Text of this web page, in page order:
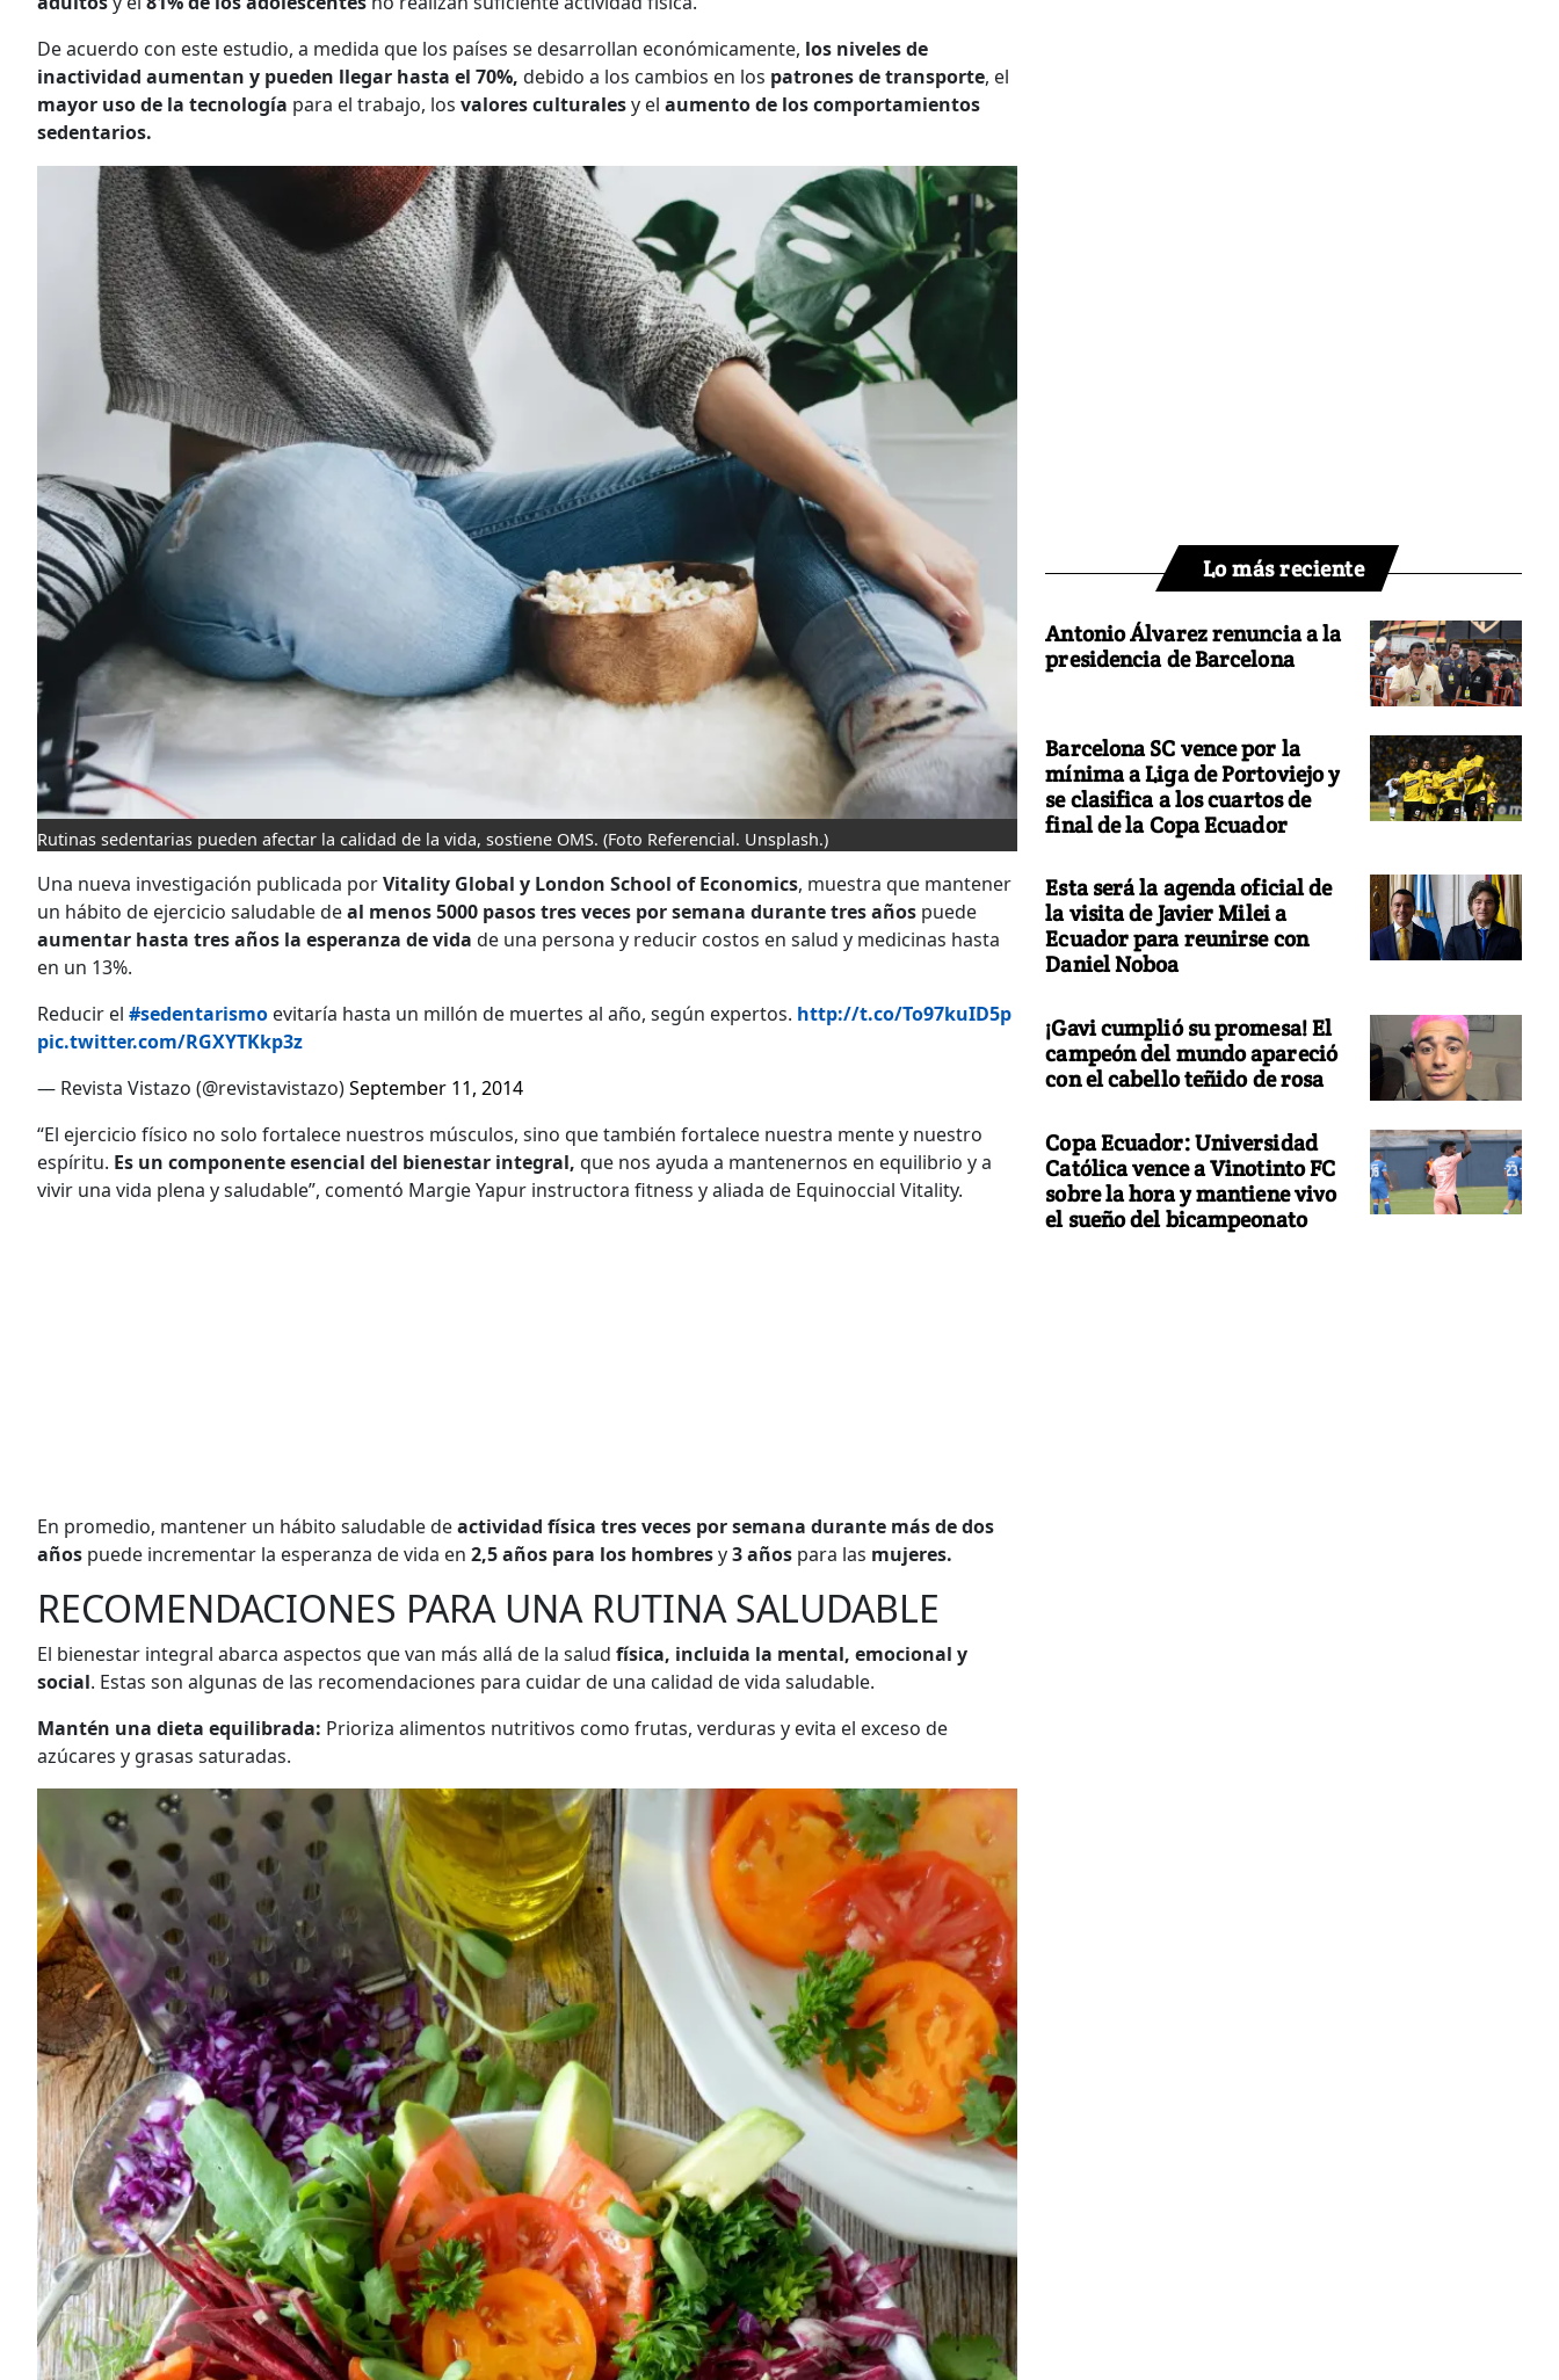
De acuerdo con este estudio, a medida que los países se desarrollan económicamente, los niveles de
inactividad aumentan y pueden llegar hasta el 70%, debido a los cambios en los patrones de transporte, el
mayor uso de la tecnología para el trabajo, los valores culturalesy el aumento de los comportamientos
sedentarios.
Rutinas sedentarias pueden afectar la calidad de la vida, sostiene OMS. (Foto Referencial. Unsplash.)
Una nueva investigación publicada porVitality Global y London School of Economics, muestra que mantener
un hábito de ejercicio saludable deal menos 5000 pasos tres veces por semana durante tres años puede
aumentar hasta tres años la esperanza de vida de una persona y reducir costos en salud y medicinas hasta
en un 13%.
Reducir el #sedentarismo evitaría hasta un millón de muertes al año, según expertos. http://t.co/To97kuID5p
pic.twitter.com/RGXYTKkp3z
— Revista Vistazo (@revistavistazo)September 11, 2014
“El ejercicio físico no solo fortalece nuestros músculos, sino que también fortalece nuestra mente y nuestro
espíritu. Es un componente esencial del bienestar integral, que nos ayuda a mantenernos en equilibrio y a
vivir una vida plena y saludable”, comentó Margie Yapur instructora fitness y aliada de Equinoccial Vitality.
En promedio, mantener un hábito saludable deactividad física tres veces por semana durante más de dos
años puede incrementar la esperanza de vida en 2,5 años para los hombresy3 años para las mujeres.
RECOMENDACIONES PARA UNA RUTINA SALUDABLE
El bienestar integral abarca aspectos que van más allá de la salud física, incluida la mental, emocional y
social. Estas son algunas de las recomendaciones para cuidar de una calidad de vida saludable.
Mantén una dieta equilibrada: Prioriza alimentos nutritivos como frutas, verduras y evita el exceso de
azúcares y grasas saturadas.
Lo más reciente
Antonio Álvarez renuncia a la
presidencia de Barcelona
Barcelona SC vence por la
mínima a Liga de Portoviejo y
se clasifica a los cuartos de
final de la Copa Ecuador
Esta será la agenda oficial de
la visita de Javier Milei a
Ecuador para reunirse con
Daniel Noboa
¡Gavi cumplió su promesa! El
campeón del mundo apareció
con el cabello teñido de rosa
Copa Ecuador: Universidad
Católica vence a Vinotinto FC
sobre la hora y mantiene vivo
el sueño del bicampeonato